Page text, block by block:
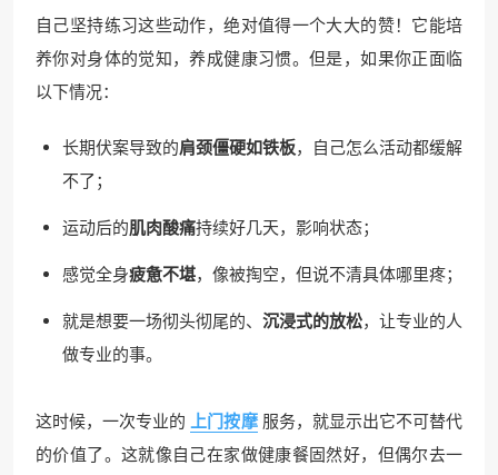
自己坚持练习这些动作，绝对值得一个大大的赞！它能培
养你对身体的觉知，养成健康习惯。但是，如果你正面临
以下情况：
长期伏案导致的肩颈僵硬如铁板，自己怎么活动都缓解
不了；
运动后的肌肉酸痛持续好几天，影响状态；
感觉全身疲惫不堪，像被掏空，但说不清具体哪里疼；
就是想要一场彻头彻尾的、 沉浸式的放松，让专业的人
做专业的事。
这时候，一次专业的 上门按摩 服务，就显示出它不可替代
的价值了。这就像自己在家做健康餐固然好，但偶尔去一